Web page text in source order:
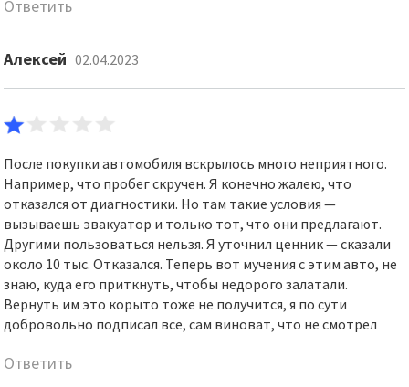
Ответить
Алексей 02.04.2023
После покупки автомобиля вскрылось много неприятного.
Например, что пробег скручен. Я конечно жалею, что
отказался от диагностики. Но там такие условия —
вызываешь эвакуатор и только тот, что они предлагают.
Другими пользоваться нельзя. Я уточнил ценник — сказали
около 10 тыс. Отказался. Теперь вот мучения с этим авто, не
знаю, куда его приткнуть, чтобы недорого залатали.
Вернуть им это корыто тоже не получится, я по сути
добровольно подписал все, сам виноват, что не смотрел
Ответить